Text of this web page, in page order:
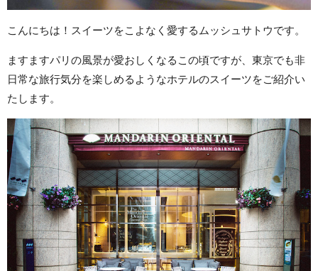
こんにちは！スイーツをこよなく愛するムッシュサトウです。
ますますパリの風景が愛おしくなるこの頃ですが、東京でも非
日常な旅行気分を楽しめるようなホテルのスイーツをご紹介い
たします。